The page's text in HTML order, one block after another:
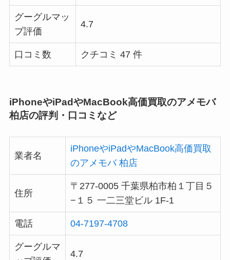
グーグルマッ
プ評価
4.7
口コミ数 クチコミ 47 件
iPhoneやiPadやMacBook高価買取のアメモバ
柏店の評判・口コミなど
業者名
iPhoneやiPadやMacBook高価買取
のアメモバ 柏店
住所
〒277-0005 千葉県柏市柏１丁目５
−１５ 一二三堂ビル 1F-1
電話 04-7197-4708
グーグルマ
4.7